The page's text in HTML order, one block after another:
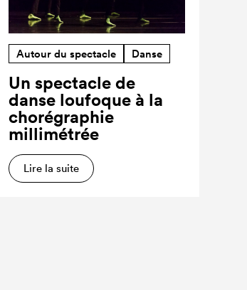
Autour du spectacle Danse
Un spectacle de
danse loufoque à la
chorégraphie
millimétrée
Lire la suite